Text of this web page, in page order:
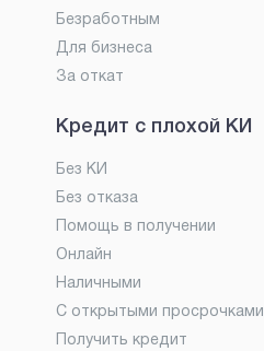
Безработным
Для бизнеса
За откат
Кредит с плохой КИ
Без КИ
Без отказа
Помощь в получении
Онлайн
Наличными
С открытыми просрочками
Получить кредит